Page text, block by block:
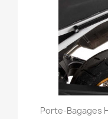
Porte-Bagages